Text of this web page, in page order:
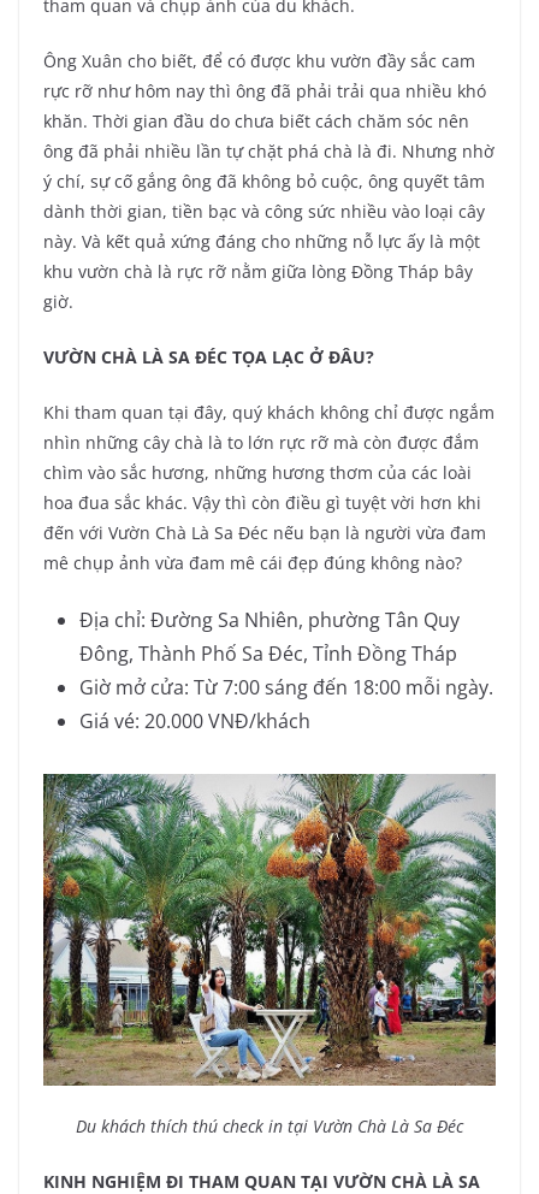
tham quan và chụp ảnh của du khách.
Ông Xuân cho biết, để có được khu vườn đầy sắc cam
rực rỡ như hôm nay thì ông đã phải trải qua nhiều khó
khăn. Thời gian đầu do chưa biết cách chăm sóc nên
ông đã phải nhiều lần tự chặt phá chà là đi. Nhưng nhờ
ý chí, sự cố gắng ông đã không bỏ cuộc, ông quyết tâm
dành thời gian, tiền bạc và công sức nhiều vào loại cây
này. Và kết quả xứng đáng cho những nỗ lực ấy là một
khu vườn chà là rực rỡ nằm giữa lòng Đồng Tháp bây
giờ.
VƯỜN CHÀ LÀ SA ĐÉC TỌA LẠC Ở ĐÂU?
Khi tham quan tại đây, quý khách không chỉ được ngắm
nhìn những cây chà là to lớn rực rỡ mà còn được đắm
chìm vào sắc hương, những hương thơm của các loài
hoa đua sắc khác. Vậy thì còn điều gì tuyệt vời hơn khi
đến với Vườn Chà Là Sa Đéc nếu bạn là người vừa đam
mê chụp ảnh vừa đam mê cái đẹp đúng không nào?
Địa chỉ: Đường Sa Nhiên, phường Tân Quy
Đông, Thành Phố Sa Đéc, Tỉnh Đồng Tháp
Giờ mở cửa: Từ 7:00 sáng đến 18:00 mỗi ngày.
Giá vé: 20.000 VNĐ/khách
Du khách thích thú check in tại Vườn Chà Là Sa Đéc
KINH NGHIỆM ĐI THAM QUAN TẠI VƯỜN CHÀ LÀ SA